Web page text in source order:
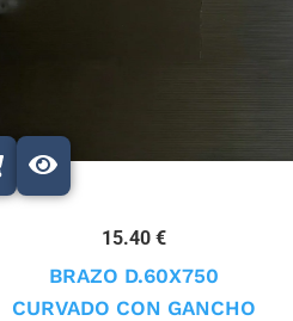
15.40 €
BRAZO D.60X750
CURVADO CON GANCHO